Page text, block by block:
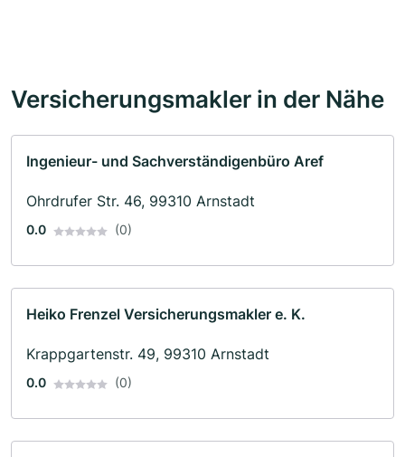
Versicherungsmakler in der Nähe
Ingenieur- und Sachverständigenbüro Aref
Ohrdrufer Str. 46, 99310 Arnstadt
0.0 (0)
Heiko Frenzel Versicherungsmakler e. K.
Krappgartenstr. 49, 99310 Arnstadt
0.0 (0)